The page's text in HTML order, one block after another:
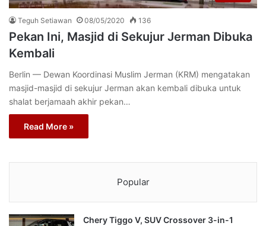
Teguh Setiawan 08/05/2020 136
Pekan Ini, Masjid di Sekujur Jerman Dibuka
Kembali
Berlin — Dewan Koordinasi Muslim Jerman (KRM) mengatakan
masjid-masjid di sekujur Jerman akan kembali dibuka untuk
shalat berjamaah akhir pekan…
Read More »
Popular
Chery Tiggo V, SUV Crossover 3-in-1